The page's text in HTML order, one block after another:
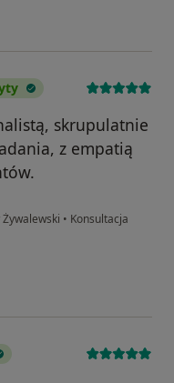
skrupulatnie
z empatią
• Konsultacja